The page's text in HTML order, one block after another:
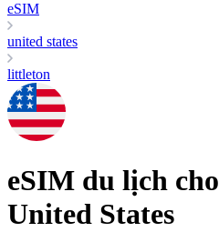
eSIM
united states
littleton
eSIM du lịch cho
United States